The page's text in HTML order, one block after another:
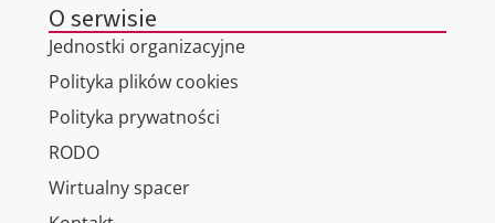
O serwisie
Jednostki organizacyjne
Polityka plików cookies
Polityka prywatności
RODO
Wirtualny spacer